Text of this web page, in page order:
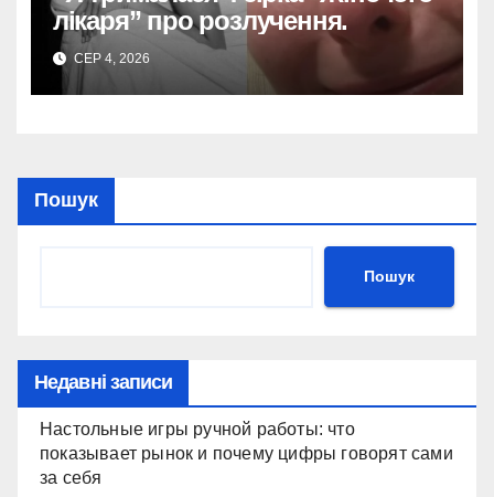
лікаря” про розлучення.
СЕР 4, 2026
Пошук
Пошук
Недавні записи
Настольные игры ручной работы: что
показывает рынок и почему цифры говорят сами
за себя